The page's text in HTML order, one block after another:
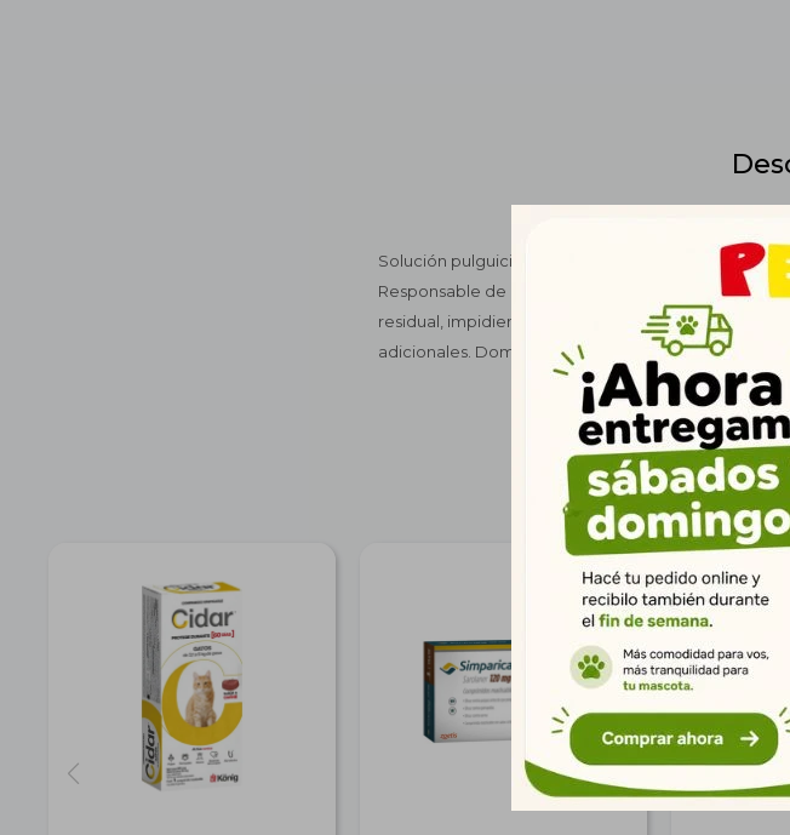
Solución pulguicida y garrapaticida de aplicación
Responsable de la eliminación del 100% de las
residual, impidiendo la maduración de huevos y
adicionales. Dominal max peros protege de las
Productos